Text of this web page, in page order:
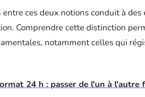
ces deux notions conduit à des
Comprendre cette distinction
notamment celles qui
24 h : passer de l'un à l'autre